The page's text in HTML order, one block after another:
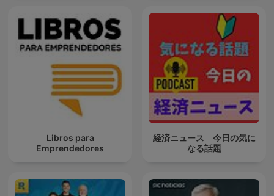
Libros para
Emprendedores
経済ニュース 今日の気に
なる話題